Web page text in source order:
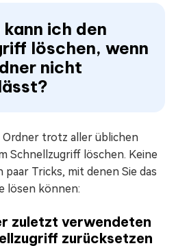
ich den
löschen, wenn
nicht
Ordner trotz aller üblichen
Schnellzugriff löschen. Keine
Tricks, mit denen Sie das
lösen können:
zuletzt verwendeten
zurücksetzen